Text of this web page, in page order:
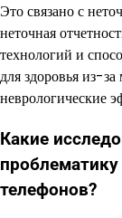
Это связано с
неточная
технологий и
для здоровья из-
неврологические
Какие
телефонов?